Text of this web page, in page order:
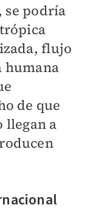
podría
flujo
humana
de que
llegan a